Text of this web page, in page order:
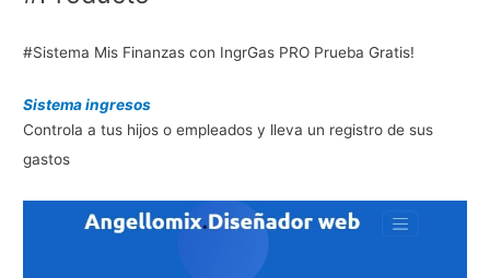
#Sistema Mis Finanzas con IngrGas PRO Prueba Gratis!
Sistema ingresos
Controla a tus hijos o empleados y lleva un registro de sus
gastos